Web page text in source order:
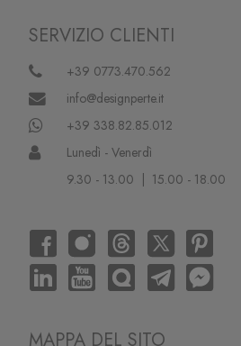
SERVIZIO CLIENTI
+39 0773.470.562
info@designperte.it
+39 338.82.85.012
Lunedì - Venerdì
9.30 - 13.00 | 15.00 - 18.00
MAPPA DEL SITO